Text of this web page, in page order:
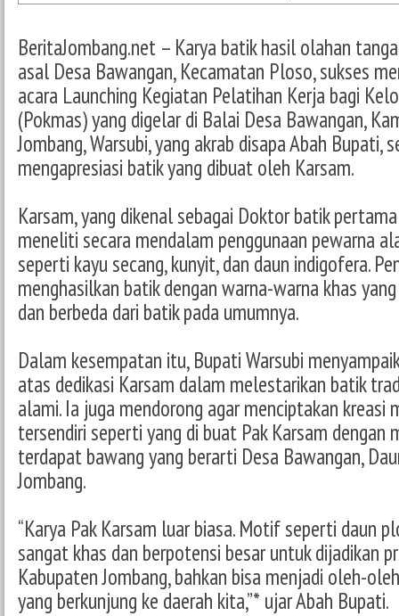
BeritaJombang.net – Karya batik hasil olahan
asal Desa Bawangan, Kecamatan Ploso, sukses
acara Launching Kegiatan Pelatihan Kerja bagi
(Pokmas) yang digelar di Balai Desa Bawangan,
Jombang, Warsubi, yang akrab disapa Abah Bupati,
mengapresiasi batik yang dibuat oleh Karsam.
Karsam, yang dikenal sebagai Doktor batik
meneliti secara mendalam penggunaan pewarna
seperti kayu secang, kunyit, dan daun indigofera.
menghasilkan batik dengan warna-warna khas
dan berbeda dari batik pada umumnya.
Dalam kesempatan itu, Bupati Warsubi
atas dedikasi Karsam dalam melestarikan batik
alami. Ia juga mendorong agar menciptakan kreasi
tersendiri seperti yang di buat Pak Karsam
terdapat bawang yang berarti Desa Bawangan,
Jombang.
“Karya Pak Karsam luar biasa. Motif seperti daun
sangat khas dan berpotensi besar untuk dijadikan
Kabupaten Jombang, bahkan bisa menjadi oleh-
yang berkunjung ke daerah kita,”* ujar Abah Bupati.